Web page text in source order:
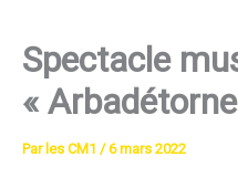
Spectacle
«
Par les CM1 /6 mars 2022